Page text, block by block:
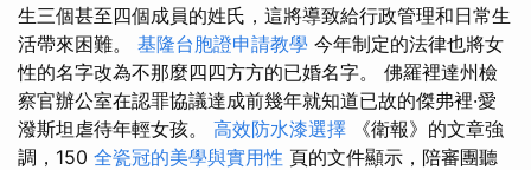
生三個甚至四個成員的姓氏，這將導致給行政管理和日常生
活帶來困難。 基隆台胞證申請教學 今年制定的法律也將女
性的名字改為不那麼四四方方的已婚名字。 佛羅裡達州檢
察官辦公室在認罪協議達成前幾年就知道已故的傑弗裡·愛
潑斯坦虐待年輕女孩。 高效防水漆選擇 《衛報》的文章強
調，150 全瓷冠的美學與實用性 頁的文件顯示，陪審團聽